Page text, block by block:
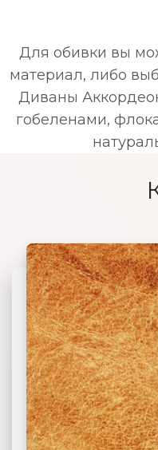
Для обивки вы
материал, либо
Диваны
гобеленами,
04 ЗАМША
03